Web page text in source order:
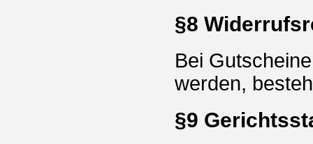
§8
Bei
werden,
§9